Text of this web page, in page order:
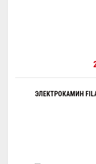
ЭЛЕКТРОКАМИН